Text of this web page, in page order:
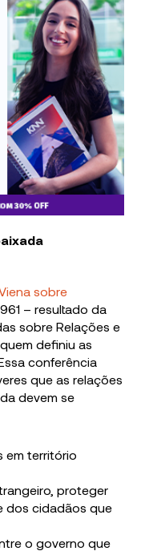
sobre
– resultado da
sobre Relações e
definiu as
conferência
que as relações
devem se
em território
proteger
dos cidadãos que
o governo que